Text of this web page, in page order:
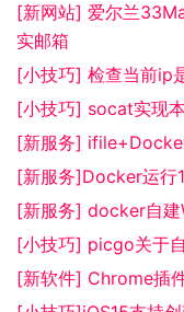
[新网站] 爱尔兰
实邮箱
[小技巧] 检查当前ip
[小技巧] socat实现
[新服务]
[新服务]Docker运行
[新服务] docker自建
[小技巧] picgo关于
[新软件] Chrome插